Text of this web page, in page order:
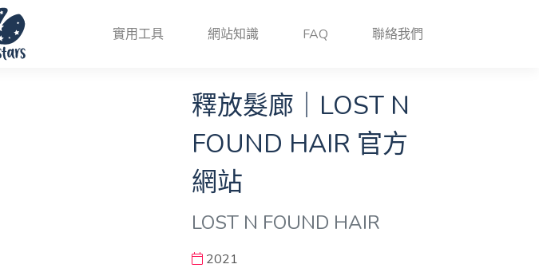
實用工具 網站知識 FAQ 聯絡我們
釋放髮廊｜LOST N
FOUND HAIR 官方
網站
LOST N FOUND HAIR
2021